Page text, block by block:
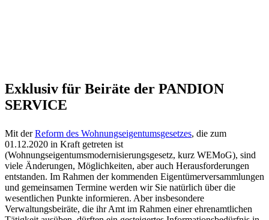
Exklusiv für Beiräte der PANDION
SERVICE
Mit derReform des Wohnungseigentumsgesetzes, die zum
01.12.2020 in Kraft getreten ist
(Wohnungseigentumsmodernisierungsgesetz, kurz WEMoG), sind
viele Änderungen, Möglichkeiten, aber auch Herausforderungen
entstanden. Im Rahmen der kommenden Eigentümerversammlungen
und gemeinsamen Termine werden wir Sie natürlich über die
wesentlichen Punkte informieren. Aber insbesondere
Verwaltungsbeiräte, die ihr Amt im Rahmen einer ehrenamtlichen